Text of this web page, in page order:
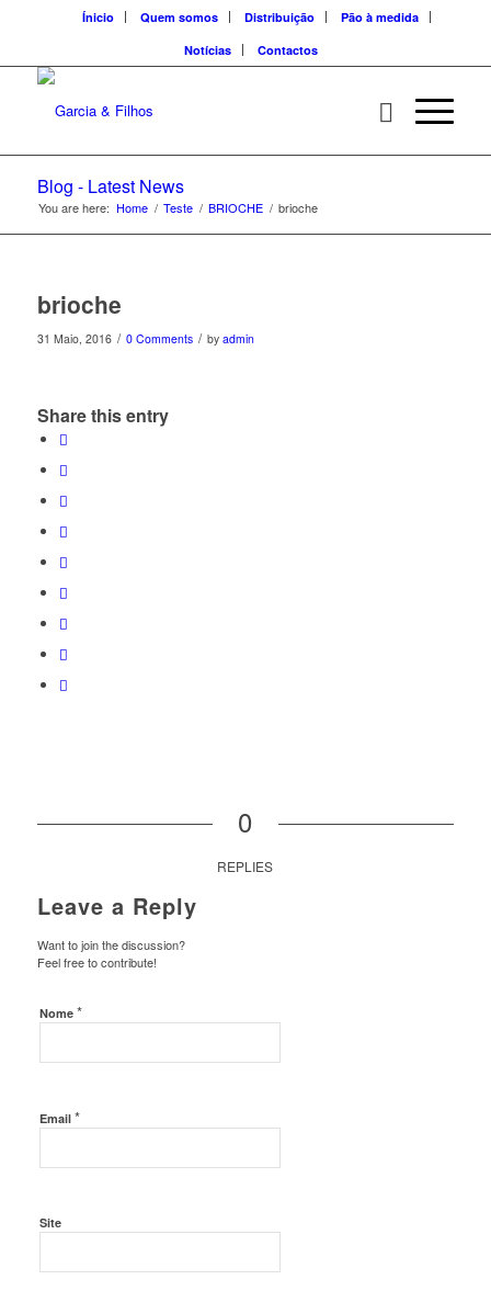
Ínicio Quem somos Distribuição
Pão à medida
Notícias
Contactos
Blog - Latest News
You are here: Home / Teste / BRIOCHE / brioche
brioche
31 Maio, 2016 / 0 Comments / by admin
Share this entry
0
REPLIES
Leave a Reply
Want to join the discussion?
Feel free to contribute!
Nome *
Email *
Site